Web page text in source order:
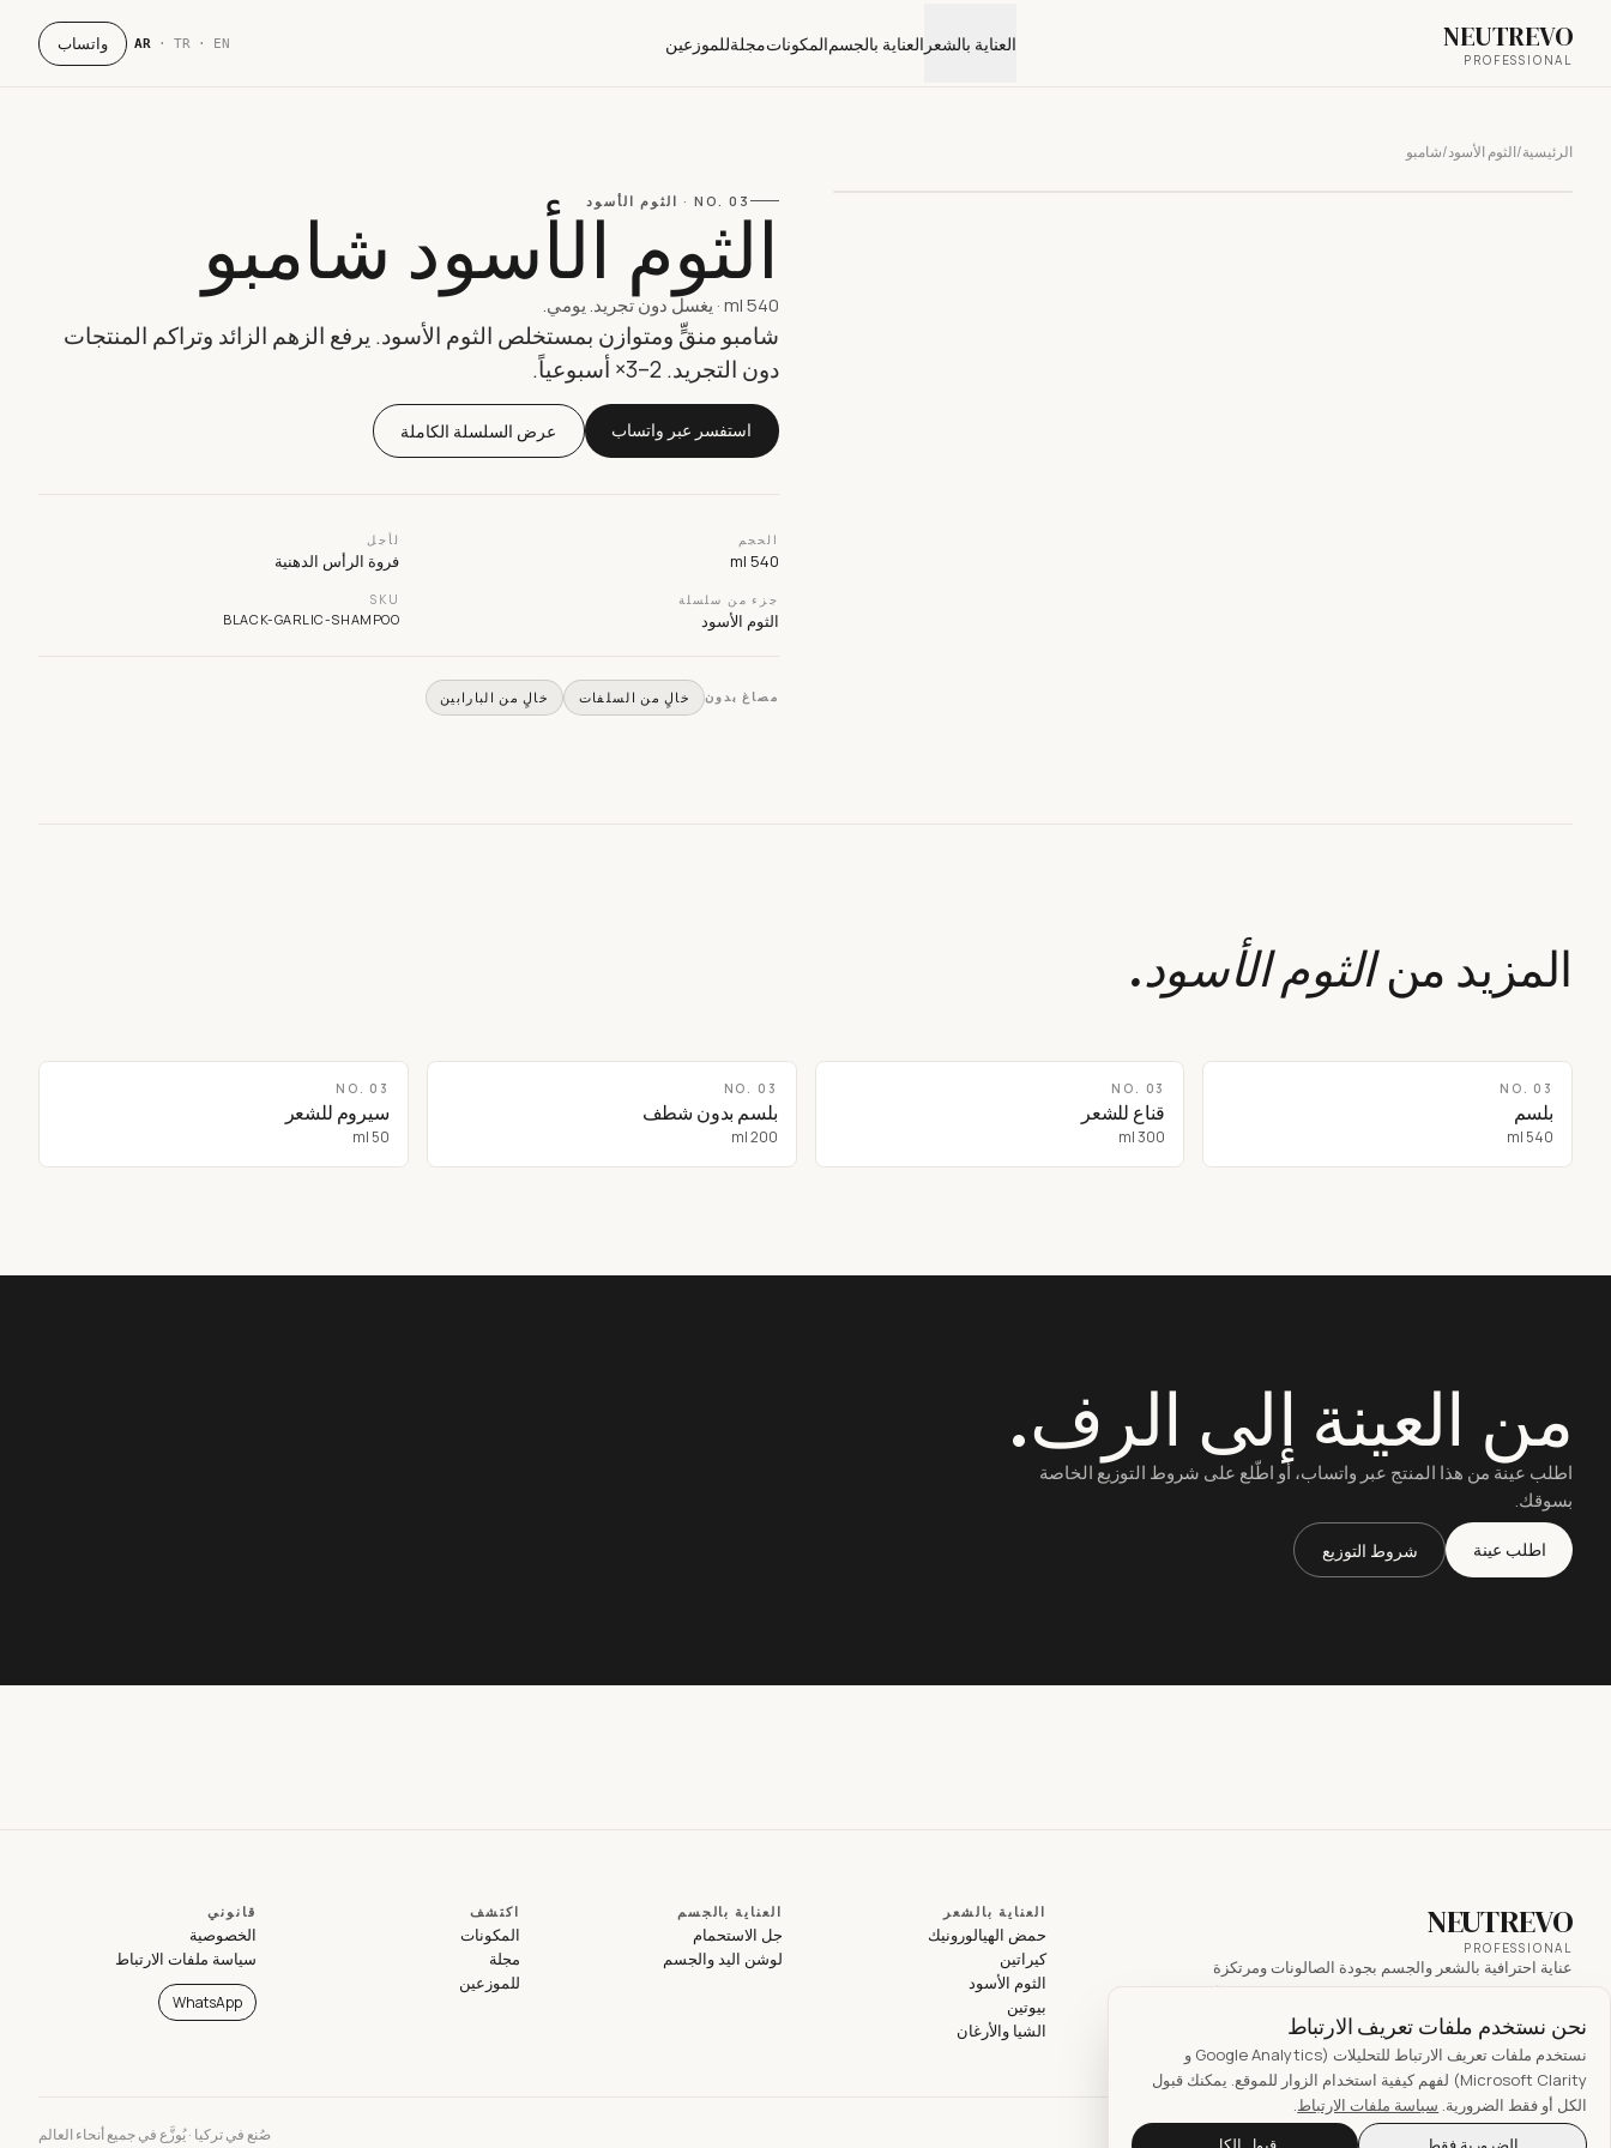
NEUTREVO
PROFESSIONAL
العناية بالشعر العناية بالجسمالمكوناتمجلةللموزعين EN
·
TR
·
AR واتساب
الرئيسية/الثوم الأسود/شامبو
NO. 03
· الثوم الأسود
الثوم الأسود شامبو
540 ml
· يغسل دون تجريد. يومي.
شامبو منقٍّ ومتوازن بمستخلص الثوم الأسود. يرفع الزهم الزائد وتراكم المنتجات
دون التجريد. 2–3× أسبوعياً.
استفسر عبر واتساب عرض السلسلة الكاملة
الحجم
540 ml
لأجل
فروة الرأس الدهنية
جزء من سلسلة
الثوم الأسود
SKU
BLACK-GARLIC-SHAMPOO
مصاغ بدون خالٍ من السلفات خالٍ من البارابين
المزيد من الثوم الأسود.
NO. 03
بلسم
540 ml
NO. 03
قناع للشعر
300 ml
NO. 03
بلسم بدون شطف
200 ml
NO. 03
سيروم للشعر
50 ml
من العينة إلى الرف.
اطلب عينة من هذا المنتج عبر واتساب، أو اطّلع على شروط التوزيع الخاصة
بسوقك.
اطلب عينة شروط التوزيع
NEUTREVO
PROFESSIONAL
عناية احترافية بالشعر والجسم بجودة الصالونات ومرتكزة
على المكونات. خمس سلاسل مميزة، مصاغة بمكونات فعّالة
لكل مشكلة شعر. صُنع في تركيا، يُوزَّع في جميع أنحاء العالم.
العناية بالشعر
حمض الهيالورونيك
كيراتين
الثوم الأسود
بيوتين
الشيا والأرغان
العناية بالجسم
جل الاستحمام
لوشن اليد والجسم
اكتشف
المكونات
مجلة
للموزعين
قانوني
الخصوصية
سياسة ملفات الارتباط
WhatsApp
جميع الحقوق محفوظة. صُنع في تركيا · يُوزَّع في جميع أنحاء العالم
نحن نستخدم ملفات تعريف الارتباط
نستخدم ملفات تعريف الارتباط للتحليلات (Google Analytics و
Microsoft Clarity) لفهم كيفية استخدام الزوار للموقع. يمكنك قبول
الكل أو فقط الضرورية. سياسة ملفات الارتباط.